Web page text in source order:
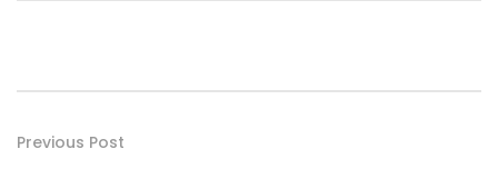
Previous Post